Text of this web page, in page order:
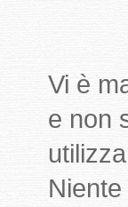
Vi è
e non